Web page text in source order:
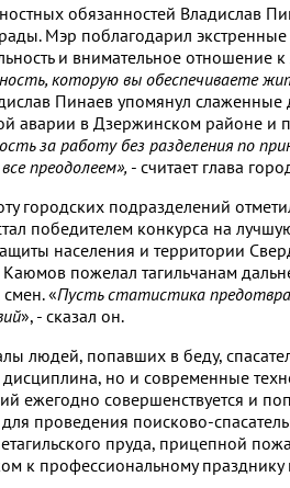
обязанностей Владислав
Мэр поблагодарил
и внимательное отношение
которую вы обеспечиваете
Пинаев упомянул слаженные
аварии в Дзержинском районе и
за работу без разделения по
преодолеем», - считает глава
городских подразделений
победителем конкурса на
населения и территории
пожелал тагильчанам
«Пусть статистика
», - сказал он.
людей, попавших в беду,
дисциплина, но и современные
ежегодно совершенствуется и
проведения поисково-
пруда, прицепной
к профессиональному празднику